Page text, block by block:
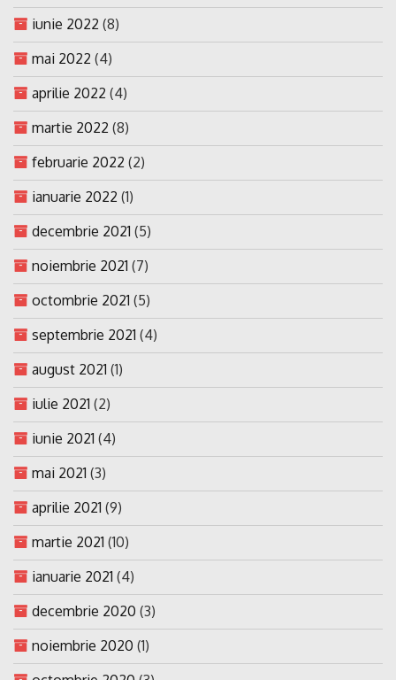
iunie 2022 (8)
mai 2022 (4)
aprilie 2022 (4)
martie 2022 (8)
februarie 2022 (2)
ianuarie 2022 (1)
decembrie 2021 (5)
noiembrie 2021 (7)
octombrie 2021 (5)
septembrie 2021 (4)
august 2021 (1)
iulie 2021 (2)
iunie 2021 (4)
mai 2021 (3)
aprilie 2021 (9)
martie 2021 (10)
ianuarie 2021 (4)
decembrie 2020 (3)
noiembrie 2020 (1)